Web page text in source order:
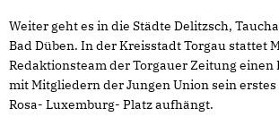
Weiter geht es in die Städte Delitzsch,
Bad Düben. In der Kreisstadt Torgau stattet
Redaktionsteam der Torgauer Zeitung einen
mit Mitgliedern der Jungen Union sein
Rosa- Luxemburg- Platz aufhängt.